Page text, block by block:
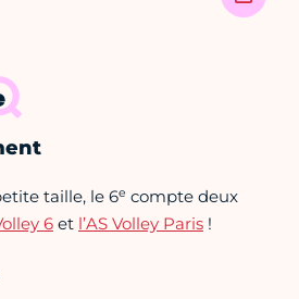
taille, le 6e compte deux
6 et l’AS Volley Paris !